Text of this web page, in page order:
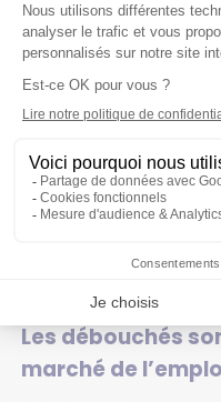
En effet, il allie
administratives et
Il est à l’écoute
aux besoins du
Il apprécie le
afin d’anticiper
Il est vigilant en
rigoureux et
Les débouchés :
Les débouchés
marché de
CONTACTEZ NOUS
Agora
210 La
31670
Tel. :